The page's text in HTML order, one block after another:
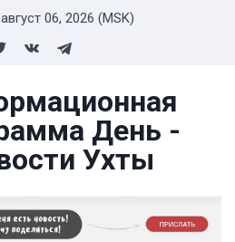
06, 2026 (MSK)
День -
Ухты